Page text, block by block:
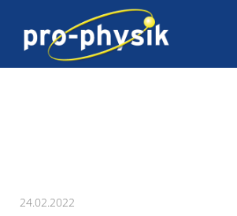
24.02.2022